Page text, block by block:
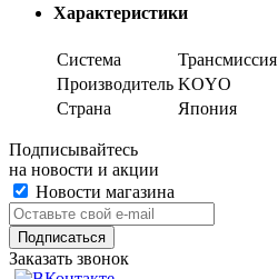
Характеристики
Система
Трансмиссия
Производитель KOYO
Страна
Япония
Подписывайтесь
на новости и акции
Новости магазина
Заказать звонок